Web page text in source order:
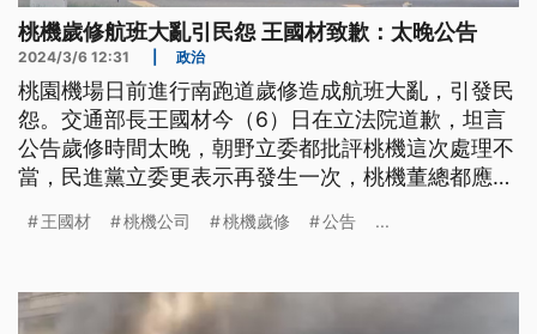
桃機歲修航班大亂引民怨 王國材致歉：太晚公告
2024/3/6 12:31 政治
桃園機場日前進行南跑道歲修造成航班大亂，引發民
怨。交通部長王國材今（6）日在立法院道歉，坦言
公告歲修時間太晚，朝野立委都批評桃機這次處理不
當，民進黨立委更表示再發生一次，桃機董總都應該
王國材 桃機公司 桃機歲修 公告 ...